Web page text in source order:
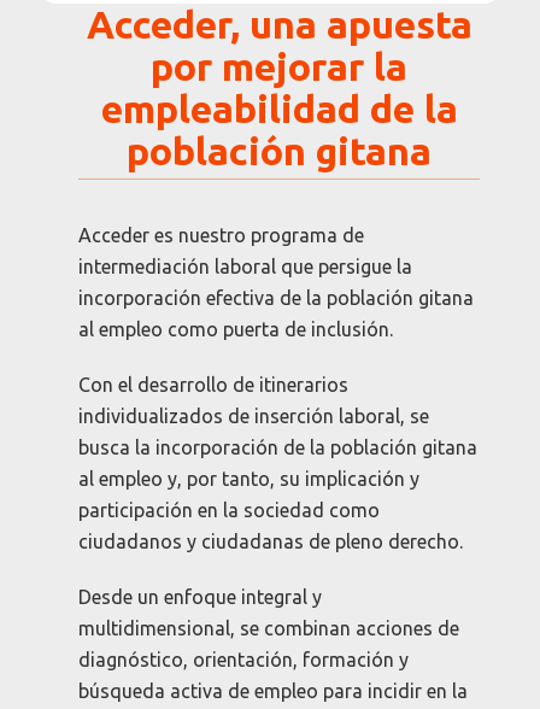
Acceder, una apuesta
por mejorar la
empleabilidad de la
población gitana
Acceder es nuestro programa de
intermediación laboral que persigue la
incorporación efectiva de la población gitana
al empleo como puerta de inclusión.
Con el desarrollo de itinerarios
individualizados de inserción laboral, se
busca la incorporación de la población gitana
al empleo y, por tanto, su implicación y
participación en la sociedad como
ciudadanos y ciudadanas de pleno derecho.
Desde un enfoque integral y
multidimensional, se combinan acciones de
diagnóstico, orientación, formación y
búsqueda activa de empleo para incidir en la